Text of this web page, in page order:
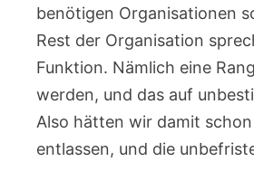
benötigen Organisationen
Rest der Organisation
Funktion. Nämlich eine
werden, und das auf
Also hätten wir damit
entlassen, und die